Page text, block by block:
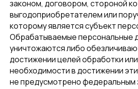
законом, договором, стороной
выгодоприобретателем или
которому является субъект
Обрабатываемые персональные
уничтожаются либо
достижении целей обработки
необходимости в достижении
не предусмотрено федеральным